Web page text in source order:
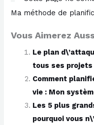
Ma méthode de
Vous Aimerez
Le plan
tous ses
Comment
vie : Mon
Les 5 plus
pourquoi vous